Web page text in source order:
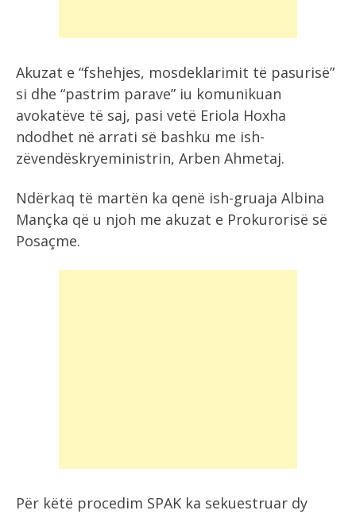
Akuzat e “fshehjes, mosdeklarimit të pasurisë”
si dhe “pastrim parave” iu komunikuan
avokatëve të saj, pasi vetë Eriola Hoxha
ndodhet në arrati së bashku me ish-
zëvendëskryeministrin, Arben Ahmetaj.
Ndërkaq të martën ka qenë ish-gruaja Albina
Mançka që u njoh me akuzat e Prokurorisë së
Posaçme.
Për këtë procedim SPAK ka sekuestruar dy